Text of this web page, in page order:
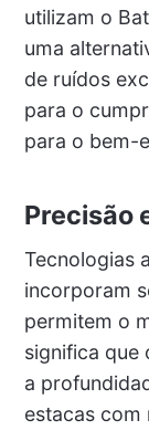
utilizam o
uma
de ruídos
para o
para o bem-
Precisão
Tecnologias
incorporam
permitem o
significa que
a
estacas com